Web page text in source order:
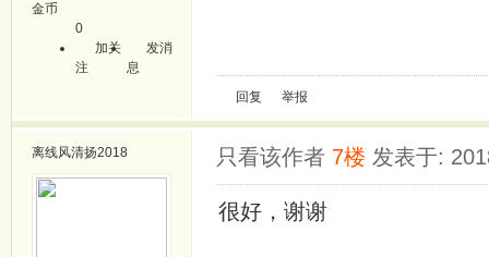
金币
0
加关
注
发消
息
回复 举报
离线风清扬2018 只看该作者 7楼 发表于:
很好，谢谢